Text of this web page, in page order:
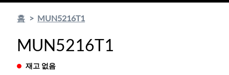
홈 MUN5216T1
MUN5216T1
재고 없음